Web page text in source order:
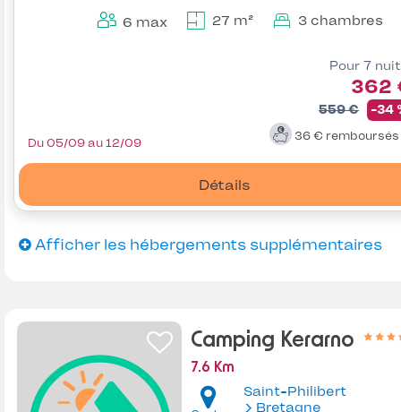
6 max 27 m² 3 chambres
Pour 7
362
559 € -34
36 € remboursés
Détails
Du 05/09 au 12/09
Afficher les hébergements supplémentaires
Camping Kerarno
7.6 Km
Saint-Philibert
Bretagne